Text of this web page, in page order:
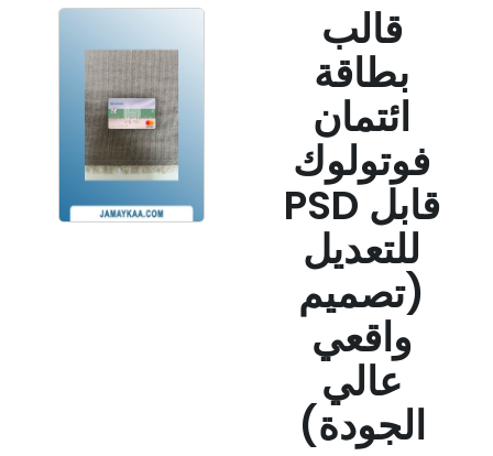
قالب
بطاقة
ائتمان
فوتولوك
PSD قابل
للتعديل
(تصميم
واقعي
عالي
الجودة)